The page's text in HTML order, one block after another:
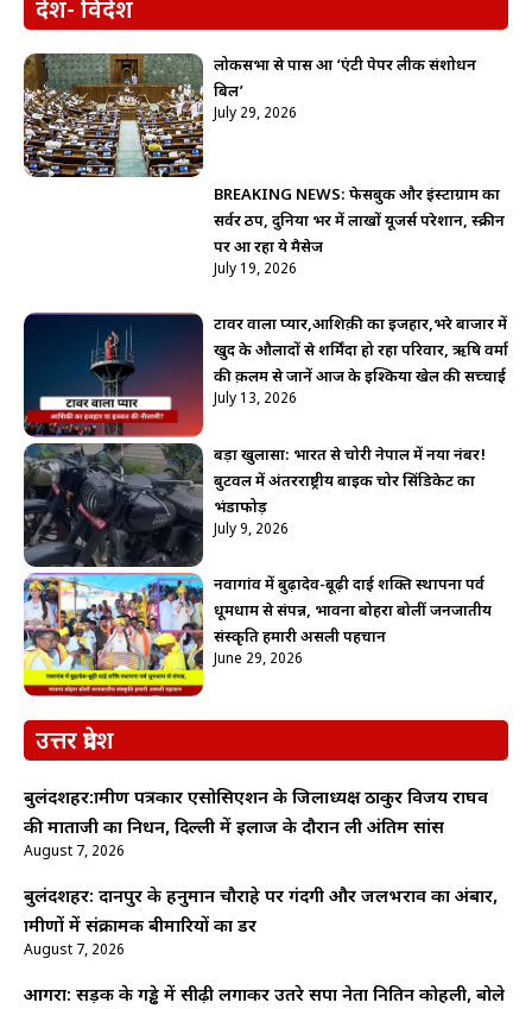
देश- विदेश
लोकसभा से पास हुआ ‘एंटी पेपर लीक संशोधन
बिल’
July 29, 2026
BREAKING NEWS: फेसबुक और इंस्टाग्राम का
सर्वर ठप, दुनिया भर में लाखों यूजर्स परेशान, स्क्रीन
पर आ रहा ये मैसेज
July 19, 2026
टावर वाला प्यार,आशिक़ी का इजहार,भरे बाजार में
खुद के औलादों से शर्मिंदा हो रहा परिवार, ऋषि वर्मा
की क़लम से जानें आज के इश्किया खेल की सच्चाई
July 13, 2026
बड़ा खुलासा: भारत से चोरी नेपाल में नया नंबर!
बुटवल में अंतरराष्ट्रीय बाइक चोर सिंडिकेट का
भंडाफोड़
July 9, 2026
नवागांव में बुढ़ादेव-बूढ़ी दाई शक्ति स्थापना पर्व
धूमधाम से संपन्न, भावना बोहरा बोलीं जनजातीय
संस्कृति हमारी असली पहचान
June 29, 2026
उत्तर प्रदेश
बुलंदशहर:ग्रामीण पत्रकार एसोसिएशन के जिलाध्यक्ष ठाकुर विजय राघव
की माताजी का निधन, दिल्ली में इलाज के दौरान ली अंतिम सांस
August 7, 2026
बुलंदशहर: दानपुर के हनुमान चौराहे पर गंदगी और जलभराव का अंबार,
ग्रामीणों में संक्रामक बीमारियों का डर
August 7, 2026
आगरा: सड़क के गड्ढे में सीढ़ी लगाकर उतरे सपा नेता नितिन कोहली, बोले